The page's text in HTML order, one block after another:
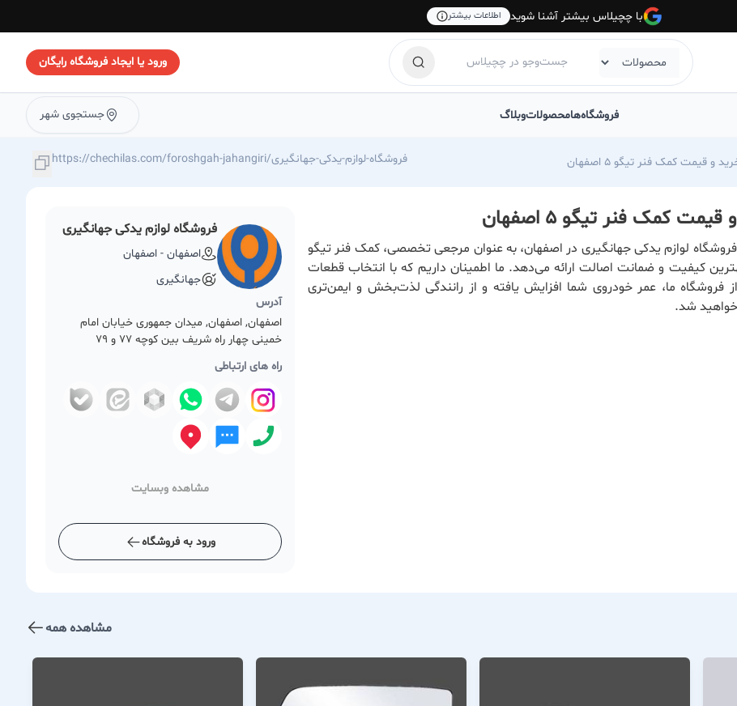
با چچیلاس بیشتر آشنا شوید اطلاعات بیشتر
ورود یا ایجاد فروشگاه رایگان
فروشگاه‌هامحصولاتوبلاگ جستجوی شهر
و قیمت کمک فنر تیگو 5 اصفهان https://chechilas.com/foroshgah-jahangiri/فروشگاه-لوازم-یدکی-جهانگیری
کمک فنر تیگو 5 اصفهان
لوازم یدکی جهانگیری در اصفهان، به عنوان مرجعی تخصصی، کمک فنر تیگو
بهترین کیفیت و ضمانت اصالت ارائه می‌دهد. ما اطمینان داریم که با انتخاب قطعات
فروشگاه ما، عمر خودروی شما افزایش یافته و از رانندگی لذت‌بخش و ایمن‌تری
خواهید شد.
فروشگاه لوازم یدکی جهانگیری
اصفهان - اصفهان
جهانگیری
آدرس
اصفهان, اصفهان, میدان جمهوری خیابان امام
خمینی چهار راه شریف بین کوچه 77 و 79
راه های ارتباطی
مشاهده وبسایت
ورود به فروشگاه
مشاهده همه